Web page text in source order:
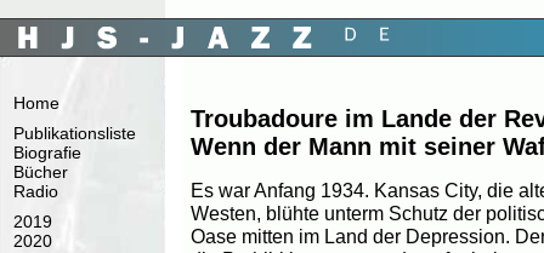
Home
Publikationsliste
Biografie
Bücher
Radio
2019
2020
Troubadoure im Lande der
Wenn der Mann mit seiner
Es war Anfang 1934. Kansas City, die
Westen, blühte unterm Schutz der
Oase mitten im Land der Depression.